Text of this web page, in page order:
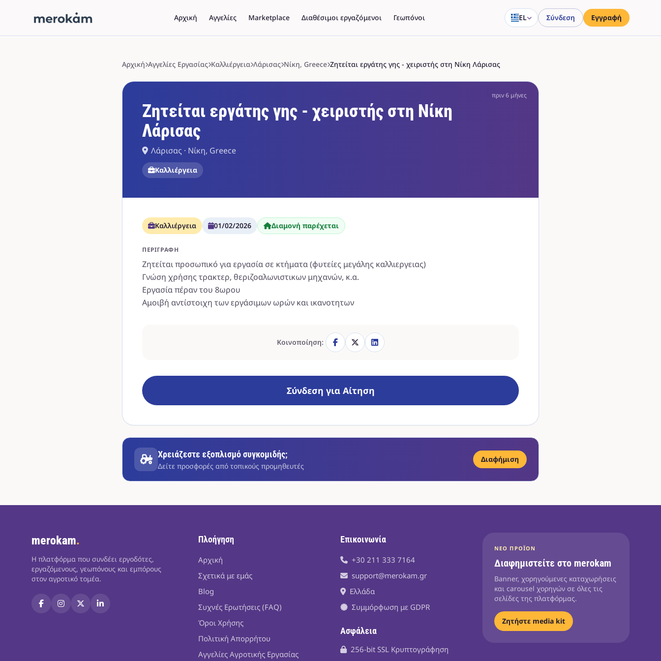
Αρχική Αγγελίες Marketplace Διαθέσιμοι εργαζόμενοι Γεωπόνοι EL Σύνδεση Εγγραφή
Αρχική Αγγελίες Εργασίας Καλλιέργεια Λάρισας Νίκη, Greece Ζητείται εργάτης γης - χειριστής στη Νίκη Λάρισας
πριν 6 μήνες
Ζητείται εργάτης γης - χειριστής στη Νίκη
Λάρισας
Λάρισας · Νίκη, Greece
Καλλιέργεια
Καλλιέργεια 01/02/2026 Διαμονή παρέχεται
ΠΕΡΙΓΡΑΦΉ
Ζητείται προσωπικό για εργασία σε κτήματα (φυτείες μεγάλης καλλιεργειας)
Γνώση χρήσης τρακτερ, θεριζοαλωνιστικων μηχανών, κ.α.
Εργασία πέραν του 8ωρου
Αμοιβή αντίστοιχη των εργάσιμων ωρών και ικανοτητων
Κοινοποίηση:
Σύνδεση για Αίτηση
Χρειάζεστε εξοπλισμό συγκομιδής;
Δείτε προσφορές από τοπικούς προμηθευτές
Διαφήμιση
merokam.
Η πλατφόρμα που συνδέει εργοδότες,
εργαζόμενους, γεωπόνους και εμπόρους
στον αγροτικό τομέα.
Πλοήγηση
Αρχική
Σχετικά με εμάς
Blog
Συχνές Ερωτήσεις (FAQ)
Όροι Χρήσης
Πολιτική Απορρήτου
Αγγελίες Αγροτικής Εργασίας
Επικοινωνία
+30 211 333 7164
support@merokam.gr
Ελλάδα
Συμμόρφωση με GDPR
Ασφάλεια
256-bit SSL Κρυπτογράφηση
ΝΈΟ ΠΡΟΪΌΝ
Διαφημιστείτε στο merokam
Banner, χορηγούμενες καταχωρήσεις
και carousel χορηγών σε όλες τις
σελίδες της πλατφόρμας.
Ζητήστε media kit